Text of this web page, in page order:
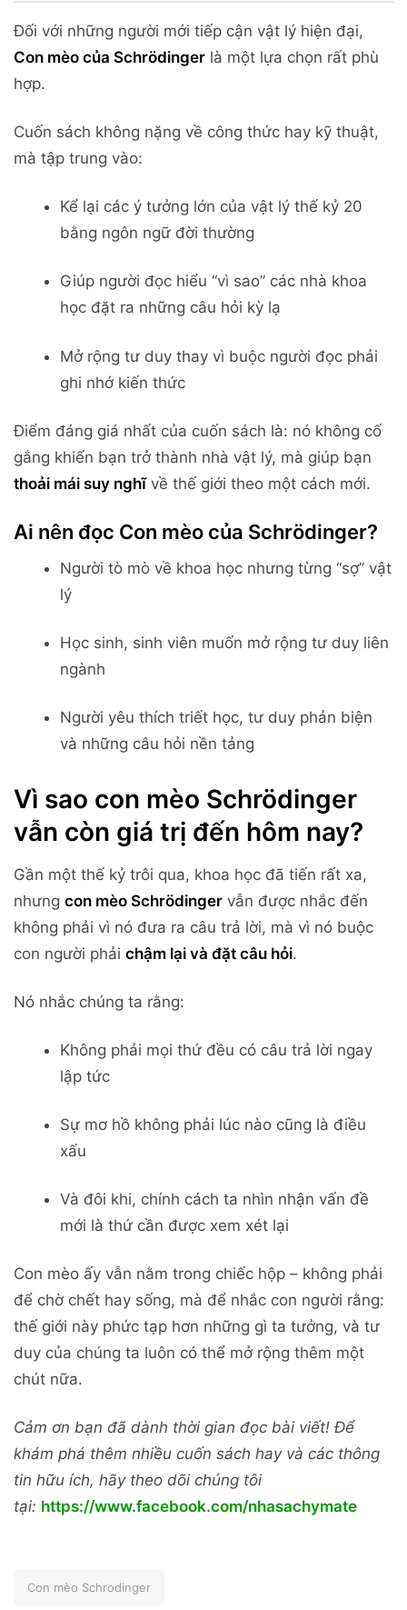
Đối với những người mới tiếp cận vật lý hiện đại,
Con mèo của Schrödinger là một lựa chọn rất phù
hợp.
Cuốn sách không nặng về công thức hay kỹ thuật,
mà tập trung vào:
Kể lại các ý tưởng lớn của vật lý thế kỷ 20
bằng ngôn ngữ đời thường
Giúp người đọc hiểu “vì sao” các nhà khoa
học đặt ra những câu hỏi kỳ lạ
Mở rộng tư duy thay vì buộc người đọc phải
ghi nhớ kiến thức
Điểm đáng giá nhất của cuốn sách là: nó không cố
gắng khiến bạn trở thành nhà vật lý, mà giúp bạn
thoải mái suy nghĩvề thế giới theo một cách mới.
Ai nên đọc Con mèo của Schrödinger?
Người tò mò về khoa học nhưng từng “sợ” vật
lý
Học sinh, sinh viên muốn mở rộng tư duy liên
ngành
Người yêu thích triết học, tư duy phản biện
và những câu hỏi nền tảng
Vì sao con mèo Schrödinger
vẫn còn giá trị đến hôm nay?
Gần một thế kỷ trôi qua, khoa học đã tiến rất xa,
nhưng con mèo Schrödinger vẫn được nhắc đến
không phải vì nó đưa ra câu trả lời, mà vì nó buộc
con người phải chậm lại và đặt câu hỏi.
Nó nhắc chúng ta rằng:
Không phải mọi thứ đều có câu trả lời ngay
lập tức
Sự mơ hồ không phải lúc nào cũng là điều
xấu
Và đôi khi, chính cách ta nhìn nhận vấn đề
mới là thứ cần được xem xét lại
Con mèo ấy vẫn nằm trong chiếc hộp – không phải
để chờ chết hay sống, mà để nhắc con người rằng:
thế giới này phức tạp hơn những gì ta tưởng, và tư
duy của chúng ta luôn có thể mở rộng thêm một
chút nữa.
Cảm ơn bạn đã dành thời gian đọc bài viết! Để
khám phá thêm nhiều cuốn sách hay và các thông
tin hữu ích, hãy theo dõi chúng tôi
tại: https://www.facebook.com/nhasachymate
Con mèo Schrodinger